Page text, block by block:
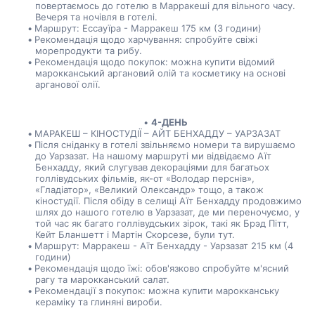
повертаємось до готелю в Марракеші для вільного часу.
Вечеря та ночівля в готелі.
Маршрут: Ессауїра - Марракеш 175 км (3 години)
Рекомендація щодо харчування: спробуйте свіжі
морепродукти та рибу.
Рекомендація щодо покупок: можна купити відомий
марокканський аргановий олій та косметику на основі
арганової олії.
4-ДЕНЬ
МАРАКЕШ – КІНОСТУДІЇ – АЙТ БЕНХАДДУ – УАРЗАЗАТ
Після сніданку в готелі звільняємо номери та вирушаємо
до Уарзазат. На нашому маршруті ми відвідаємо Аїт
Бенхадду, який слугував декораціями для багатьох
голлівудських фільмів, як-от «Володар перснів»,
«Гладіатор», «Великий Олександр» тощо, а також
кіностудії. Після обіду в селищі Аїт Бенхадду продовжимо
шлях до нашого готелю в Уарзазат, де ми переночуємо, у
той час як багато голлівудських зірок, такі як Брэд Пітт,
Кейт Бланшетт і Мартін Скорсезе, були тут.
Маршрут: Марракеш - Аїт Бенхадду - Уарзазат 215 км (4
години)
Рекомендація щодо їжі: обов'язково спробуйте м'ясний
рагу та марокканський салат.
Рекомендації з покупок: можна купити марокканську
кераміку та глиняні вироби.